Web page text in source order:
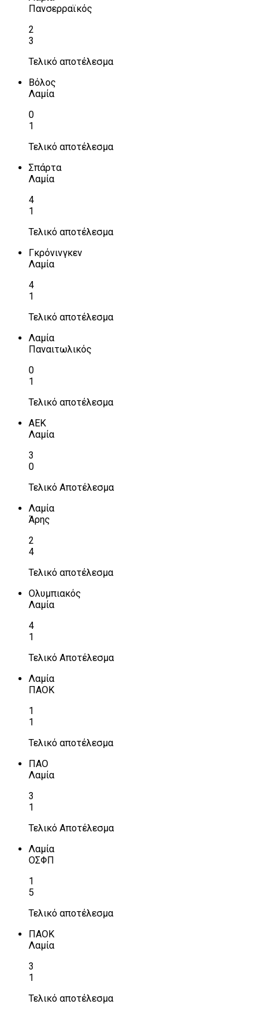
Πανσερραϊκός
2
3
Τελικό αποτέλεσμα
Βόλος
Λαμία
0
1
Τελικό αποτέλεσμα
Σπάρτα
Λαμία
4
1
Τελικό αποτέλεσμα
Γκρόνινγκεν
Λαμία
4
1
Τελικό αποτέλεσμα
Λαμία
Παναιτωλικός
0
1
Τελικό αποτέλεσμα
ΑΕΚ
Λαμία
3
0
Τελικό Αποτέλεσμα
Λαμία
Άρης
2
4
Τελικό αποτέλεσμα
Ολυμπιακός
Λαμία
4
1
Τελικό Αποτέλεσμα
Λαμία
ΠΑΟΚ
1
1
Τελικό αποτέλεσμα
ΠΑΟ
Λαμία
3
1
Τελικό Αποτέλεσμα
Λαμία
ΟΣΦΠ
1
5
Τελικό αποτέλεσμα
ΠΑΟΚ
Λαμία
3
1
Τελικό αποτέλεσμα